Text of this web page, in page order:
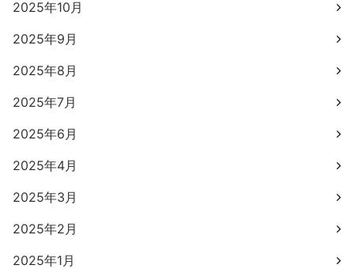
2025年10月
2025年9月
2025年8月
2025年7月
2025年6月
2025年4月
2025年3月
2025年2月
2025年1月